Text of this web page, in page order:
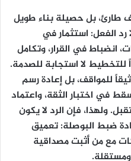
طارئ، بل حصيلة بناء طويل
الفعل: استثمار في
انضباط في القرار، وتكامل
لا استجابة للصدمة.
للمواقف، بل إعادة رسم
في اختبار الثقة، واعتماد
ولهذا، فإن الرد لا يكون
ضبط البوصلة: تعميق
مع من أثبت مصداقية